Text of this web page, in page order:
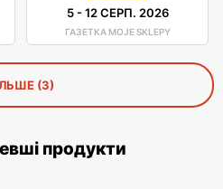
5-12 СЕРП. 2026
ГАЗЕТКА MOJE SKLEPY
(3)
продукти